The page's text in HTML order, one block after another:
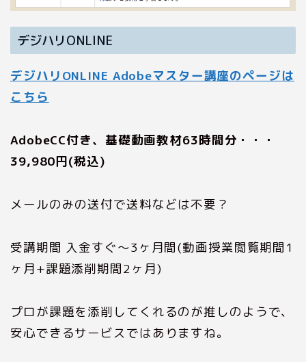
デジハリONLINE
デジハリONLINE Adobeマスター講座のページは
こちら
AdobeCC付き、基礎動画教材63時間分・・・
39,980円(税込)
メールのみの送付で送料などは不要？
受講期間 入金すぐ〜3ヶ月間(動画授業閲覧期間1
ヶ月+課題添削期間2ヶ月)
プロが課題を添削してくれるのが推しのようで、
安心できるサービスではありますね。